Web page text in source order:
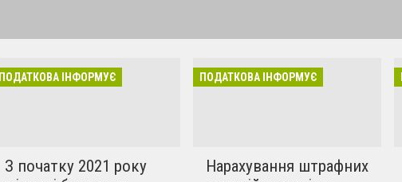
ПОДАТКОВА ІНФОРМУЄ
З початку 2021 року
ПОДАТКОВА ІНФОРМУЄ
Нарахування штрафних